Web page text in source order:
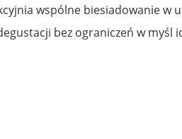
wspólne biesiadowanie w
bez ograniczeń w myśl